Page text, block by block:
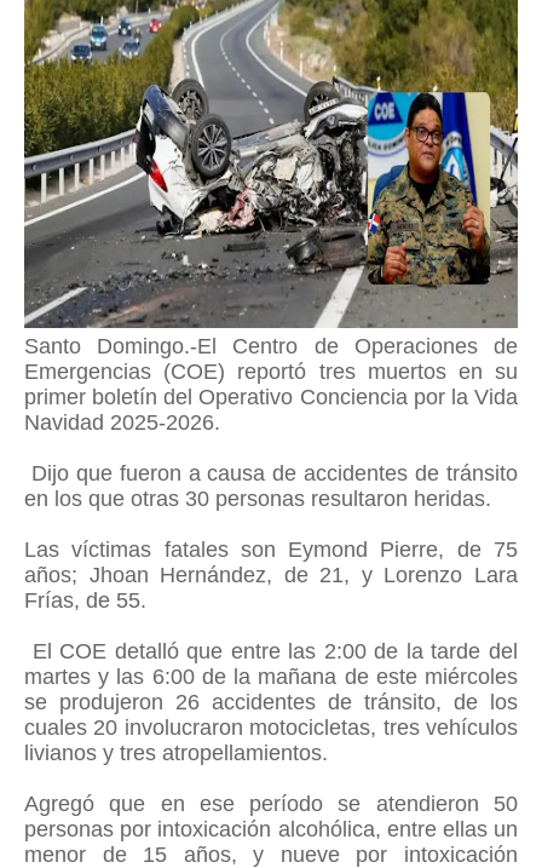
Santo Domingo.-El Centro de Operaciones de
Emergencias (COE) reportó tres muertos en su
primer boletín del Operativo Conciencia por la Vida
Navidad 2025-2026.
Dijo que fueron a causa de accidentes de tránsito
en los que otras 30 personas resultaron heridas.
Las víctimas fatales son Eymond Pierre, de 75
años; Jhoan Hernández, de 21, y Lorenzo Lara
Frías, de 55.
El COE detalló que entre las 2:00 de la tarde del
martes y las 6:00 de la mañana de este miércoles
se produjeron 26 accidentes de tránsito, de los
cuales 20 involucraron motocicletas, tres vehículos
livianos y tres atropellamientos.
Agregó que en ese período se atendieron 50
personas por intoxicación alcohólica, entre ellas un
menor de 15 años, y nueve por intoxicación